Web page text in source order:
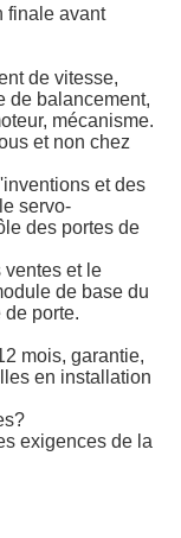
finale avant
de vitesse,
de balancement,
mécanisme.
et non chez
et des
servo-
des portes de
ventes et le
de base du
porte.
mois, garantie,
en installation
exigences de la